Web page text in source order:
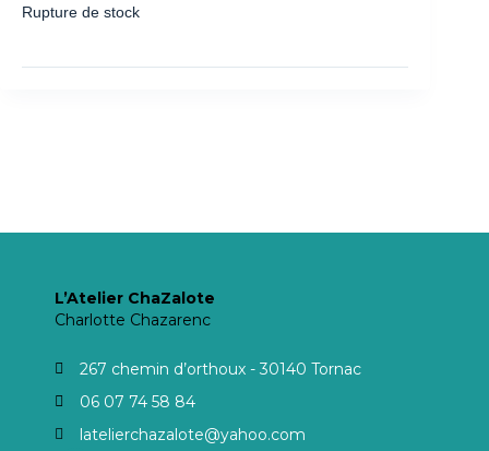
Rupture de stock
L’Atelier ChaZalote
Charlotte Chazarenc
267 chemin d’orthoux - 30140 Tornac
06 07 74 58 84
latelierchazalote@yahoo.com